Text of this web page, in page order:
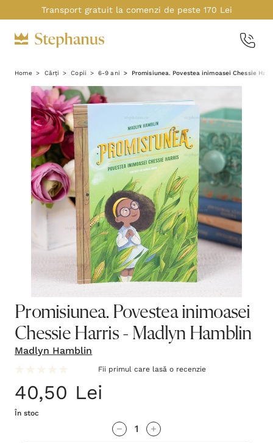
Transport gratuit la comenzi de peste 170 Lei
Home Cărți Copii 6-9 ani Promisiunea. Povestea inimoasei Chessie
Promisiunea. Povestea inimoasei
Chessie Harris - Madlyn Hamblin
Madlyn Hamblin
Fii primul care lasă o recenzie
40,50 Lei
În stoc